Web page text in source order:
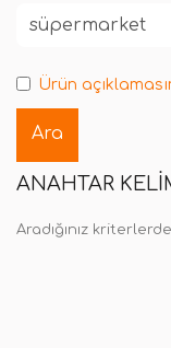
Ürün
ANAHTAR
Aradığınız